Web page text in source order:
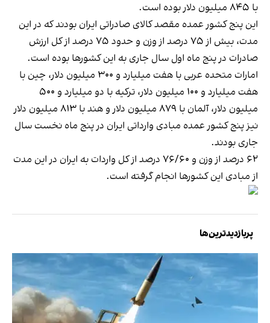
با ۸۴۵ میلیون دلار بوده است.
این پنج کشور عمده مقصد کالای صادراتی ایران بودند که در این
مدت، بیش از ۷۵ درصد از وزن و حدود ۷۵ درصد از کل ارزش
صادرات در پنج ماه اول سال جاری به این کشورها بوده است.
امارات متحده عربی با هفت میلیارد و ۳۰۰ میلیون دلار، چین با
هفت میلیارد و ۱۰۰ میلیون دلار، ترکیه با دو میلیارد و ۵۰۰
میلیون دلار، آلمان با ۸۷۹ میلیون دلار و هند با ۸۱۳ میلیون دلار
نیز پنج کشور عمده مبادی وارداتی ایران در پنج ماه نخست سال
جاری بودند.
۶۲ درصد از وزن و ۷۶/۶۰ درصد از کل واردات به ایران در این مدت
از مبادی این کشورها انجام گرفته است.
پربازدیدترین‌ها